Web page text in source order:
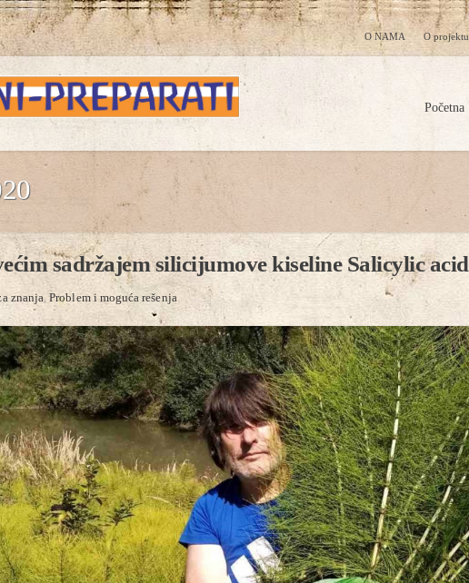
O NAMA O projektu
Početna
sadržajem silicijumove kiseline Salicylic acid
znanja,Problem i moguća rešenja